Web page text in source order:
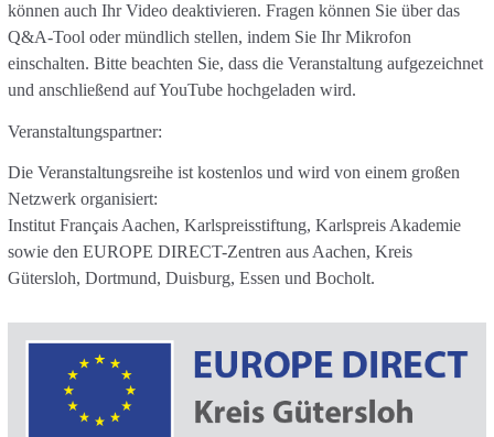
können auch Ihr Video deaktivieren. Fragen können Sie über das
Q&A-Tool oder mündlich stellen, indem Sie Ihr Mikrofon
einschalten. Bitte beachten Sie, dass die Veranstaltung aufgezeichnet
und anschließend auf YouTube hochgeladen wird.
Veranstaltungspartner:
Die Veranstaltungsreihe ist kostenlos und wird von einem großen
Netzwerk organisiert:
Institut Français Aachen, Karlspreisstiftung, Karlspreis Akademie
sowie den EUROPE DIRECT-Zentren aus Aachen, Kreis
Gütersloh, Dortmund, Duisburg, Essen und Bocholt.